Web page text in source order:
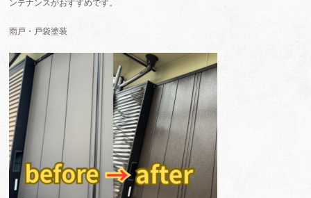
ンテナンスがおすすめです。
雨戸・戸袋塗装